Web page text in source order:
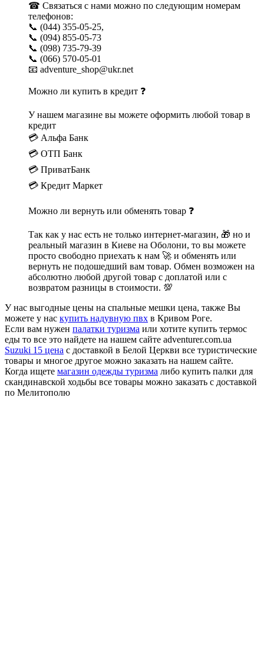
☎ Связаться с нами можно по следующим номерам
телефонов:
📞 (044) 355-05-25,
📞 (094) 855-05-73
📞 (098) 735-79-39
📞 (066) 570-05-01
📧 adventure_shop@ukr.net
Можно ли купить в кредит ❓
У нашем магазине вы можете оформить любой товар в
кредит
💳 Альфа Банк
💳 ОТП Банк
💳 ПриватБанк
💳 Кредит Маркет
Можно ли вернуть или обменять товар ❓
Так как у нас есть не только интернет-магазин, 🎁 но и
реальный магазин в Киеве на Оболони, то вы можете
просто свободно приехать к нам 🚀 и обменять или
вернуть не подошедший вам товар. Обмен возможен на
абсолютно любой другой товар с доплатой или с
возвратом разницы в стоимости. 💯
У нас выгодные цены на спальные мешки цена, также Вы
можете у нас купить надувную пвх в Кривом Роге.
Если вам нужен палатки туризма или хотите купить термос
еды то все это найдете на нашем сайте adventurer.com.ua
Suzuki 15 цена с доставкой в Белой Церкви все туристические
товары и многое другое можно заказать на нашем сайте.
Когда ищете магазин одежды туризма либо купить палки для
скандинавской ходьбы все товары можно заказать с доставкой
по Мелитополю